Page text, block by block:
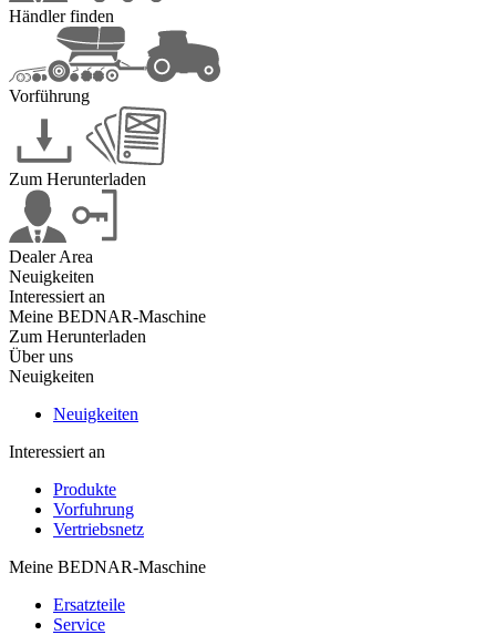
Händler finden
Vorführung
Zum Herunterladen
Dealer Area
Neuigkeiten
Interessiert an
Meine BEDNAR-Maschine
Zum Herunterladen
Über uns
Neuigkeiten
Neuigkeiten
Interessiert an
Produkte
Vorfuhrung
Vertriebsnetz
Meine BEDNAR-Maschine
Ersatzteile
Service